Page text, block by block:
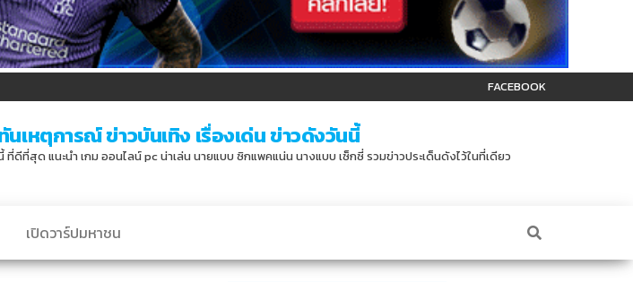
FACEBOOK
เหตุการณ์ ข่าวบันเทิง เรื่องเด่น ข่าวดังวันนี้
ดีที่สุด แนะนำ เกม ออนไลน์ pc น่าเล่น นายแบบ ซิกแพคแน่น นางแบบ เซ็กซี่ รวมข่าวประเด็นดังไว้ในที่เดียว
เปิดวาร์ปมหาชน